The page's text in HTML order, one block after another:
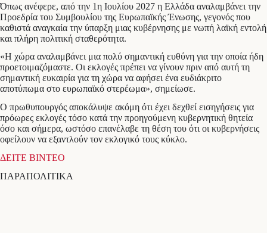
Όπως ανέφερε, από την 1η Ιουλίου 2027 η Ελλάδα αναλαμβάνει την
Προεδρία του Συμβουλίου της Ευρωπαϊκής Ένωσης, γεγονός που
καθιστά αναγκαία την ύπαρξη μιας κυβέρνησης με νωπή λαϊκή εντολή
και πλήρη πολιτική σταθερότητα.
«Η χώρα αναλαμβάνει μια πολύ σημαντική ευθύνη για την οποία ήδη
προετοιμαζόμαστε. Οι εκλογές πρέπει να γίνουν πριν από αυτή τη
σημαντική ευκαιρία για τη χώρα να αφήσει ένα ευδιάκριτο
αποτύπωμα στο ευρωπαϊκό στερέωμα», σημείωσε.
Ο πρωθυπουργός αποκάλυψε ακόμη ότι έχει δεχθεί εισηγήσεις για
πρόωρες εκλογές τόσο κατά την προηγούμενη κυβερνητική θητεία
όσο και σήμερα, ωστόσο επανέλαβε τη θέση του ότι οι κυβερνήσεις
οφείλουν να εξαντλούν τον εκλογικό τους κύκλο.
ΔΕΙΤΕ ΒΙΝΤΕΟ
ΠΑΡΑΠΟΛΙΤΙΚΑ